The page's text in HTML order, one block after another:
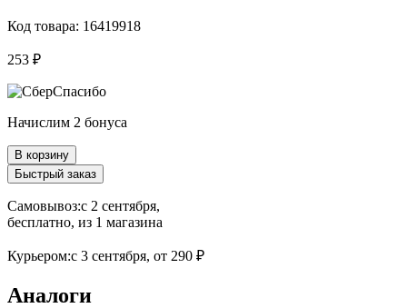
Код товара: 16419918
253 ₽
Начислим 2 бонуса
В корзину
Быстрый заказ
Самовывоз:c 2 сентября,
бесплатно, из 1 магазина
Курьером:c 3 сентября, от 290 ₽
Аналоги